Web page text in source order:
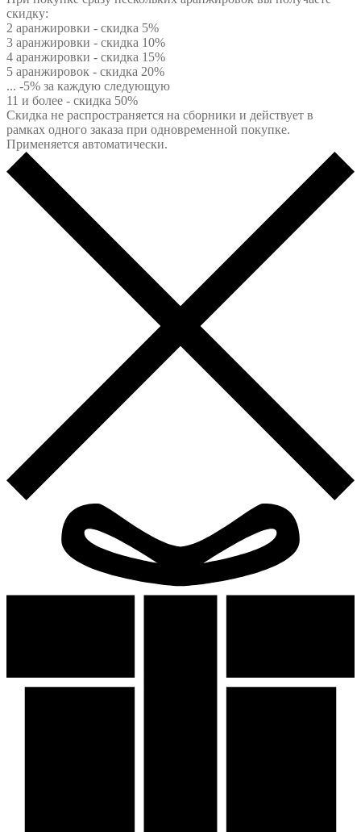
скидку:
2 аранжировки - скидка 5%
3 аранжировки - скидка 10%
4 аранжировки - скидка 15%
5 аранжировок - скидка 20%
... -5% за каждую следующую
11 и более - скидка 50%
Скидка не распространяется на сборники и действует в
рамках одного заказа при одновременной покупке.
Применяется автоматически.